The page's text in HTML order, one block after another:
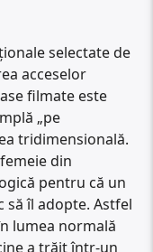
selectate de
acceselor
filmate este
„pe
tridimensională.
din
pentru că un
să îl adopte. Astfel
lumea normală
a trăit într-un